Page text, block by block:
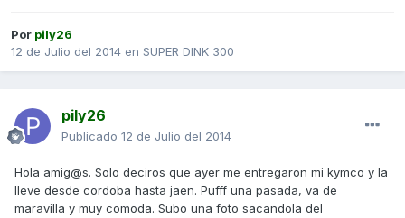
Por pily26
12 de Julio del 2014 en SUPER DINK 300
pily26
Publicado 12 de Julio del 2014
Hola amig@s. Solo deciros que ayer me entregaron mi kymco y la
lleve desde cordoba hasta jaen. Pufff una pasada, va de
maravilla y muy comoda. Subo una foto sacandola del